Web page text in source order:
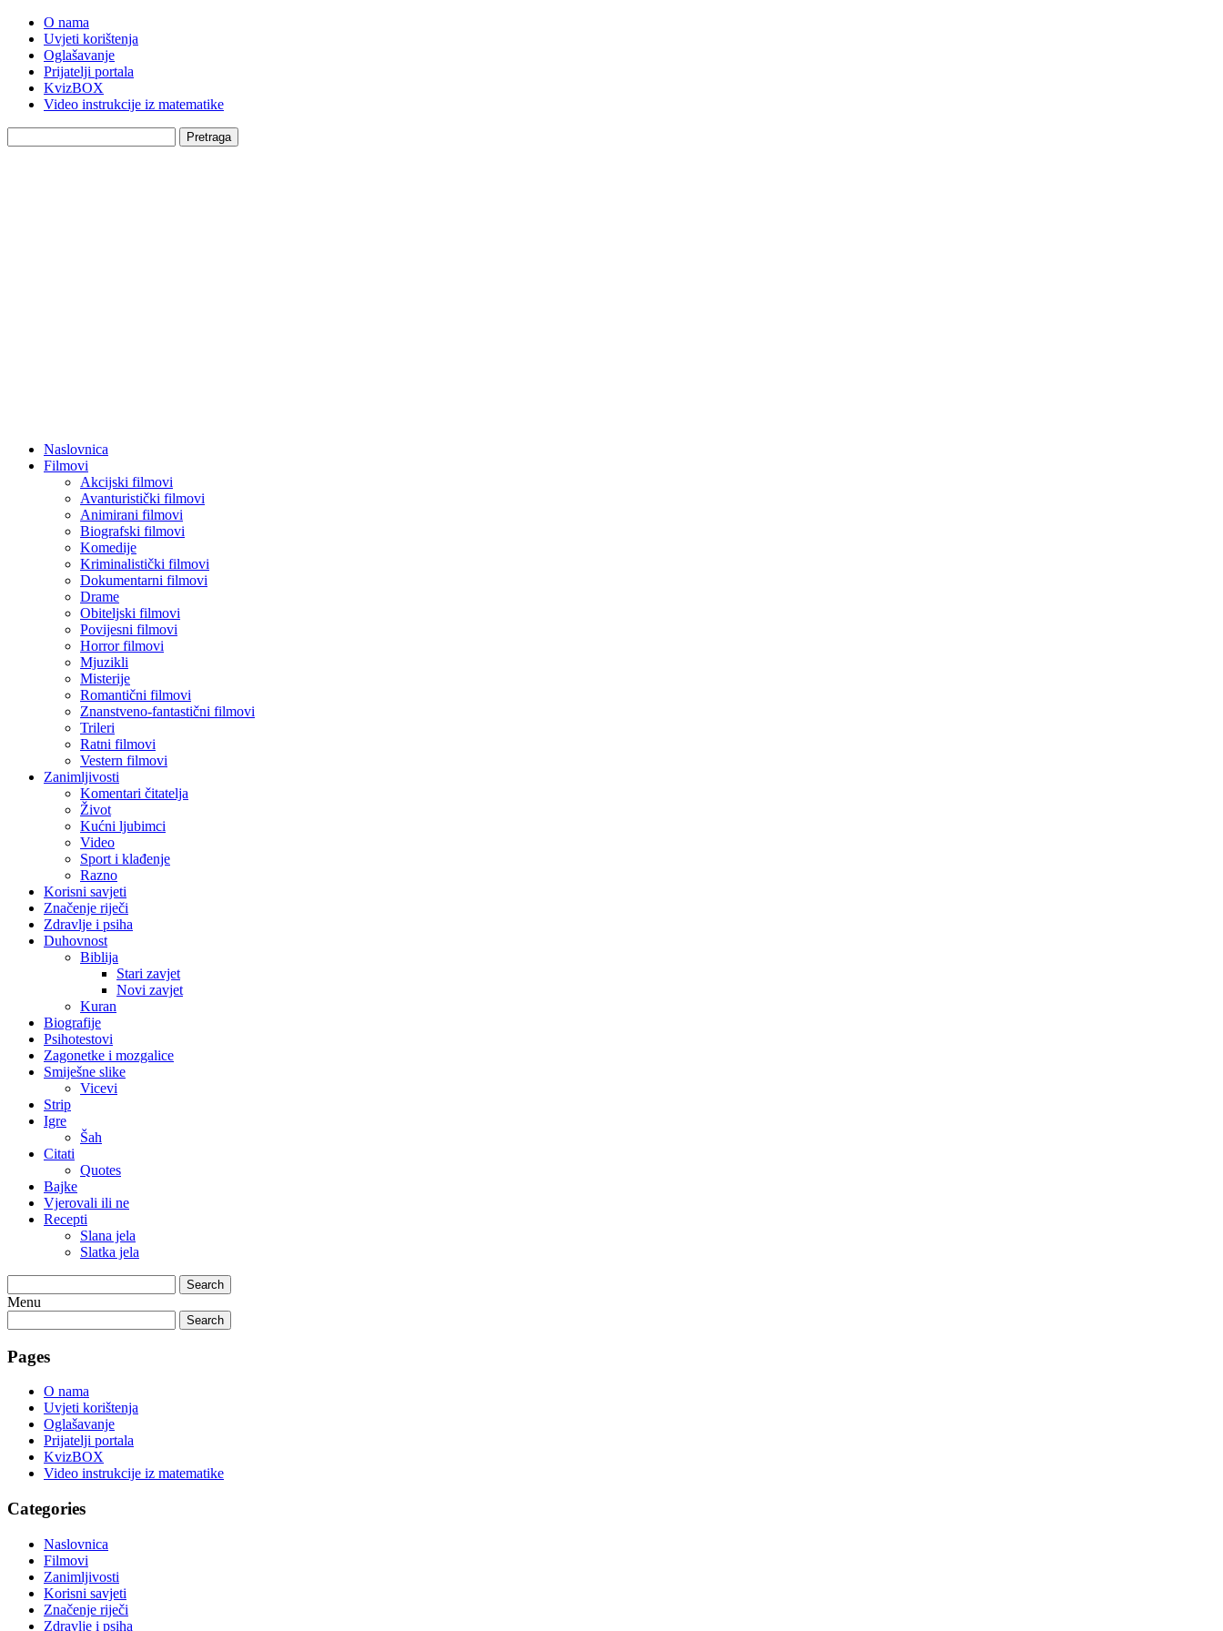
O nama
Uvjeti korištenja
Oglašavanje
Prijatelji portala
KvizBOX
Video instrukcije iz matematike
Pretraga
Naslovnica
Filmovi
Akcijski filmovi
Avanturistički filmovi
Animirani filmovi
Biografski filmovi
Komedije
Kriminalistički filmovi
Dokumentarni filmovi
Drame
Obiteljski filmovi
Povijesni filmovi
Horror filmovi
Mjuzikli
Misterije
Romantični filmovi
Znanstveno-fantastični filmovi
Trileri
Ratni filmovi
Vestern filmovi
Zanimljivosti
Komentari čitatelja
Život
Kućni ljubimci
Video
Sport i klađenje
Razno
Korisni savjeti
Značenje riječi
Zdravlje i psiha
Duhovnost
Biblija
Stari zavjet
Novi zavjet
Kuran
Biografije
Psihotestovi
Zagonetke i mozgalice
Smiješne slike
Vicevi
Strip
Igre
Šah
Citati
Quotes
Bajke
Vjerovali ili ne
Recepti
Slana jela
Slatka jela
Search
Menu
Search
Pages
O nama
Uvjeti korištenja
Oglašavanje
Prijatelji portala
KvizBOX
Video instrukcije iz matematike
Categories
Naslovnica
Filmovi
Zanimljivosti
Korisni savjeti
Značenje riječi
Zdravlje i psiha